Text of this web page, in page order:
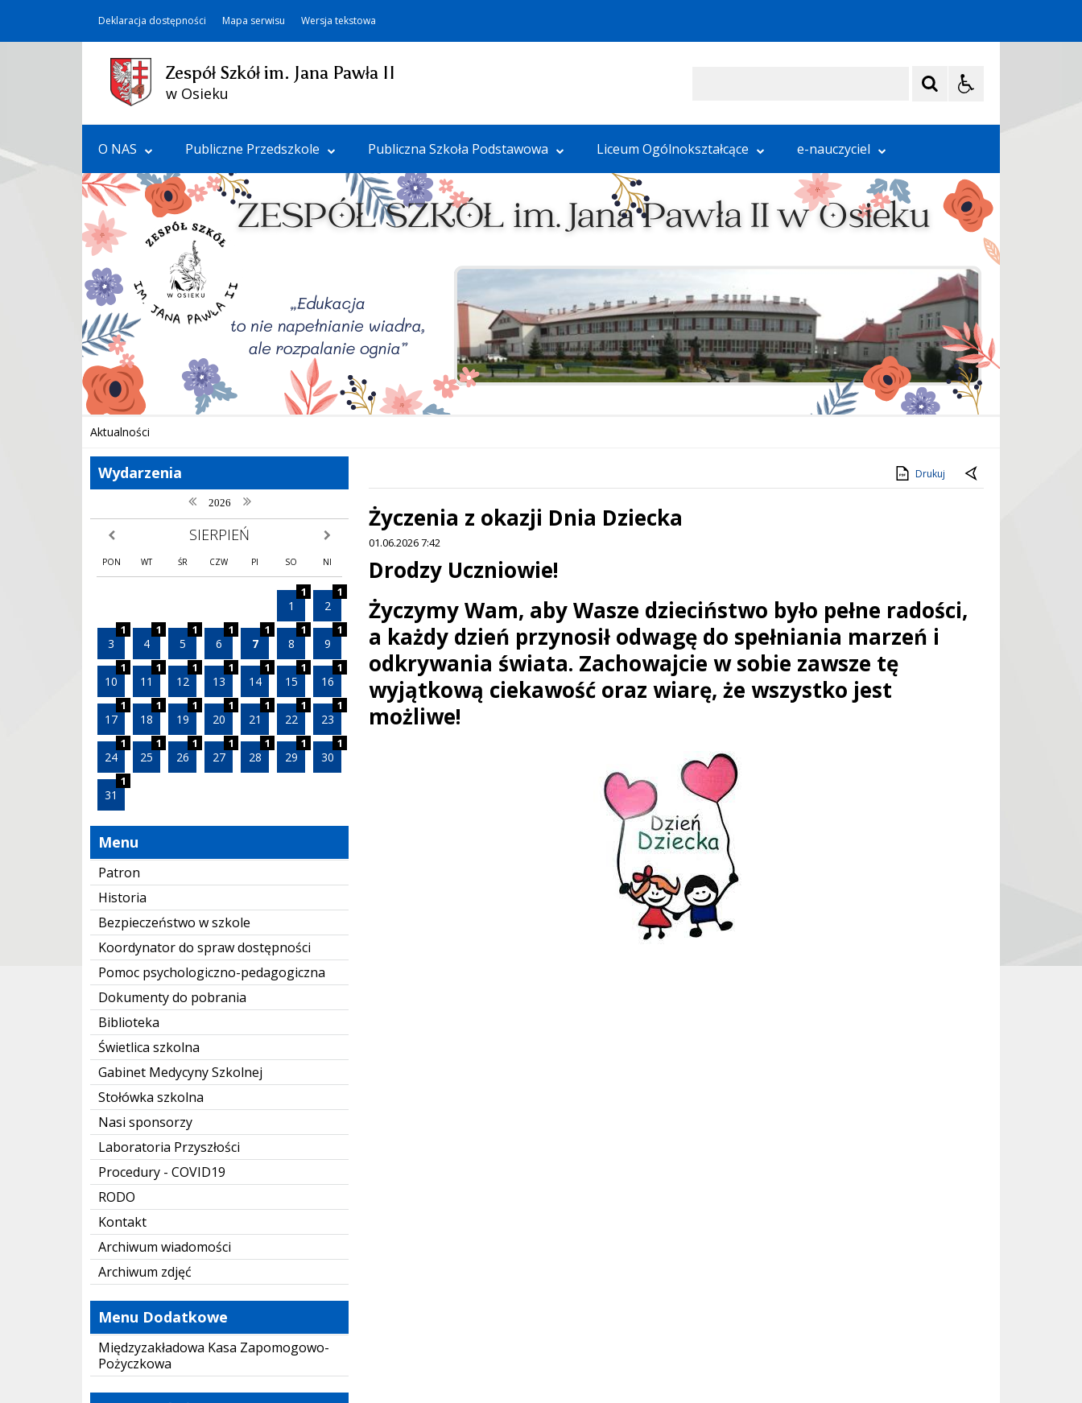
Deklaracja dostępności Mapa serwisu Wersja tekstowa
Zespół Szkół im. Jana Pawła II
w Osieku
O NAS Publiczne Przedszkole Publiczna Szkoła Podstawowa Liceum Ogólnokształcące e-nauczyciel
Aktualności
Wydarzenia
poprzedni rok
2026 następny rok
poprzedni miesiąc SIERPIEŃ następny miesiąc
PON WT ŚR CZW PI SO NI
1
1
2
1
3
1
4
1
5
1
6
1
7
1
8
1
9
1
10
1
11
1
12
1
13
1
14
1
15
1
16
1
17
1
18
1
19
1
20
1
21
1
22
1
23
1
24
1
25
1
26
1
27
1
28
1
29
1
30
1
31
1
Menu
Patron
Historia
Bezpieczeństwo w szkole
Koordynator do spraw dostępności
Pomoc psychologiczno-pedagogiczna
Dokumenty do pobrania
Biblioteka
Świetlica szkolna
Gabinet Medycyny Szkolnej
Stołówka szkolna
Nasi sponsorzy
Laboratoria Przyszłości
Procedury - COVID19
RODO
Kontakt
Archiwum wiadomości
Archiwum zdjęć
Menu Dodatkowe
Międzyzakładowa Kasa Zapomogowo-
Pożyczkowa
Drukuj
Życzenia z okazji Dnia Dziecka
01.06.2026 7:42
Treść
Drodzy Uczniowie!
Życzymy Wam, aby Wasze dzieciństwo było pełne radości,
a każdy dzień przynosił odwagę do spełniania marzeń i
odkrywania świata. Zachowajcie w sobie zawsze tę
wyjątkową ciekawość oraz wiarę, że wszystko jest
możliwe!